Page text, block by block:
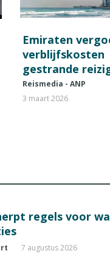
Emiraten
verblijfskosten
gestrande
Reismedia - ANP
3 maart 2026
regels voor
7 augustus 2026